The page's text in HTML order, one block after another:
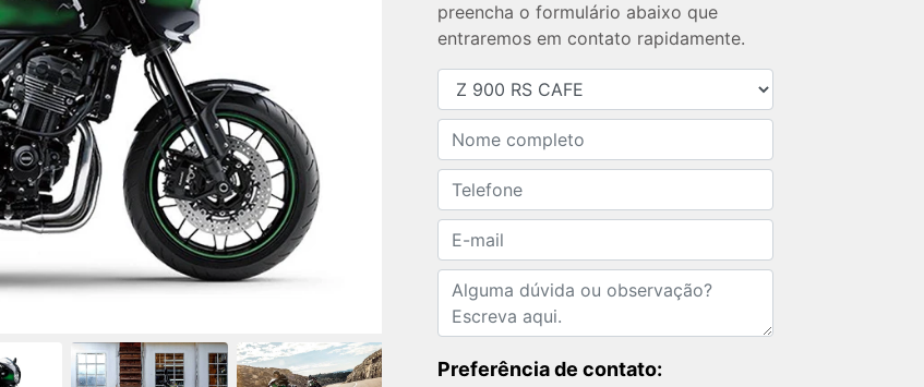
preencha o formulário abaixo que
entraremos em contato rapidamente.
Preferência de contato: